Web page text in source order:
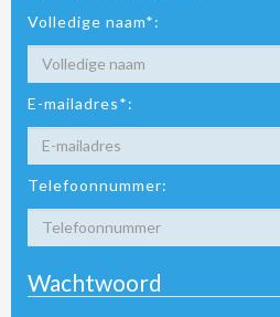
Volledige naam*:
E-mailadres*:
Telefoonnummer:
Wachtwoord